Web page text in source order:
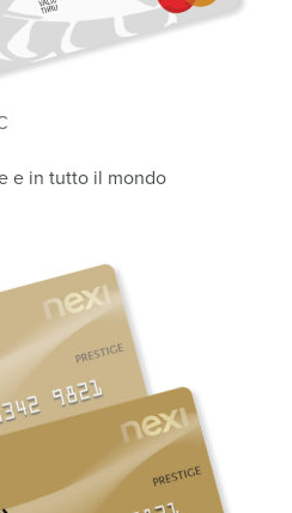
e in tutto il mondo